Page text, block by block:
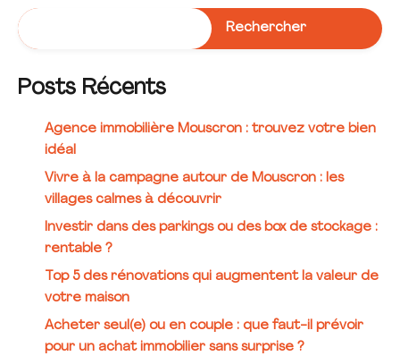
Rechercher
Posts Récents
Agence immobilière Mouscron : trouvez votre bien
idéal
Vivre à la campagne autour de Mouscron : les
villages calmes à découvrir
Investir dans des parkings ou des box de stockage :
rentable ?
Top 5 des rénovations qui augmentent la valeur de
votre maison
Acheter seul(e) ou en couple : que faut-il prévoir
pour un achat immobilier sans surprise ?